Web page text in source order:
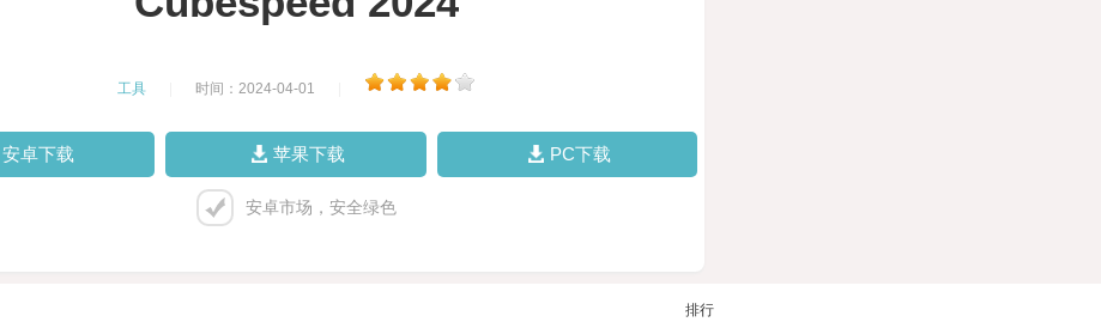
工具 时间：2024-04-01
安卓下载 苹果下载 PC下载
安卓市场，安全绿色
排行